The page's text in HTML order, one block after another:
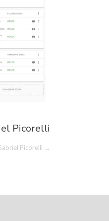
Picorelli
Picorelli →